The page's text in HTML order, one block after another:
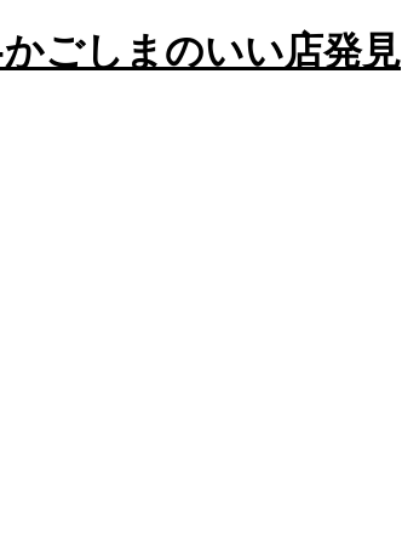
かごしまのいい店発見